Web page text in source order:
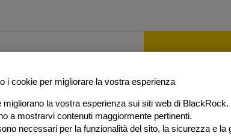
i cookie per migliorare la vostra esperienza
migliorano la vostra esperienza sui siti web di BlackRock.
a mostrarvi contenuti maggiormente pertinenti.
necessari per la funzionalità del sito, la sicurezza e la